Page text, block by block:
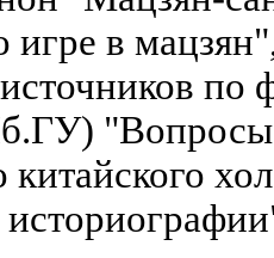
игре в
"Вопросы
китайского